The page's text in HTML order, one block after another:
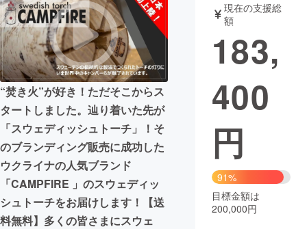
テクノロジー・ガジェット
映像・映画 書籍・雑誌
ビジネス・起業 チャレンジ
まちづくり・地域活性化
CAMPFIRE for Social Good
CAMPFIRE Creation
CAMPFIREふるさと納税
コミュニティ
“焚き火”が好き！ただそこからス
タートしました。辿り着いた先が
「スウェディッシュトーチ」！そ
のブランディング販売に成功した
ウクライナの人気ブランド
「CAMPFIRE 」のスウェディッ
シュトーチをお届けします！【送
料無料】多くの皆さまにスウェ
現在の支援総
額
183,
400
円
91%
目標金額は
200,000円